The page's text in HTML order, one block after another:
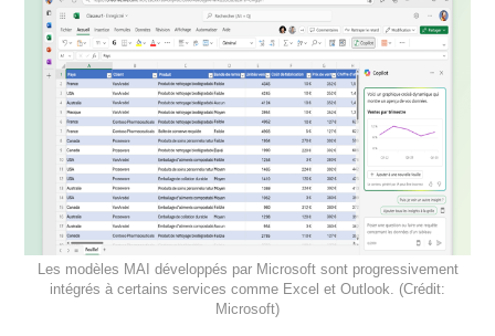
Les modèles MAI développés par Microsoft sont progressivement
intégrés à certains services comme Excel et Outlook. (Crédit:
Microsoft)